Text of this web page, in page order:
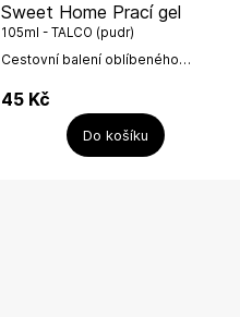
Cestovní balení oblíbeného
z kolekce Sweet Home. Prací gel
vystačí na 3 prací cykly a je vhodný
Sweet Home Prací gel
105ml - TALCO (pudr)
45 Kč
Do košíku